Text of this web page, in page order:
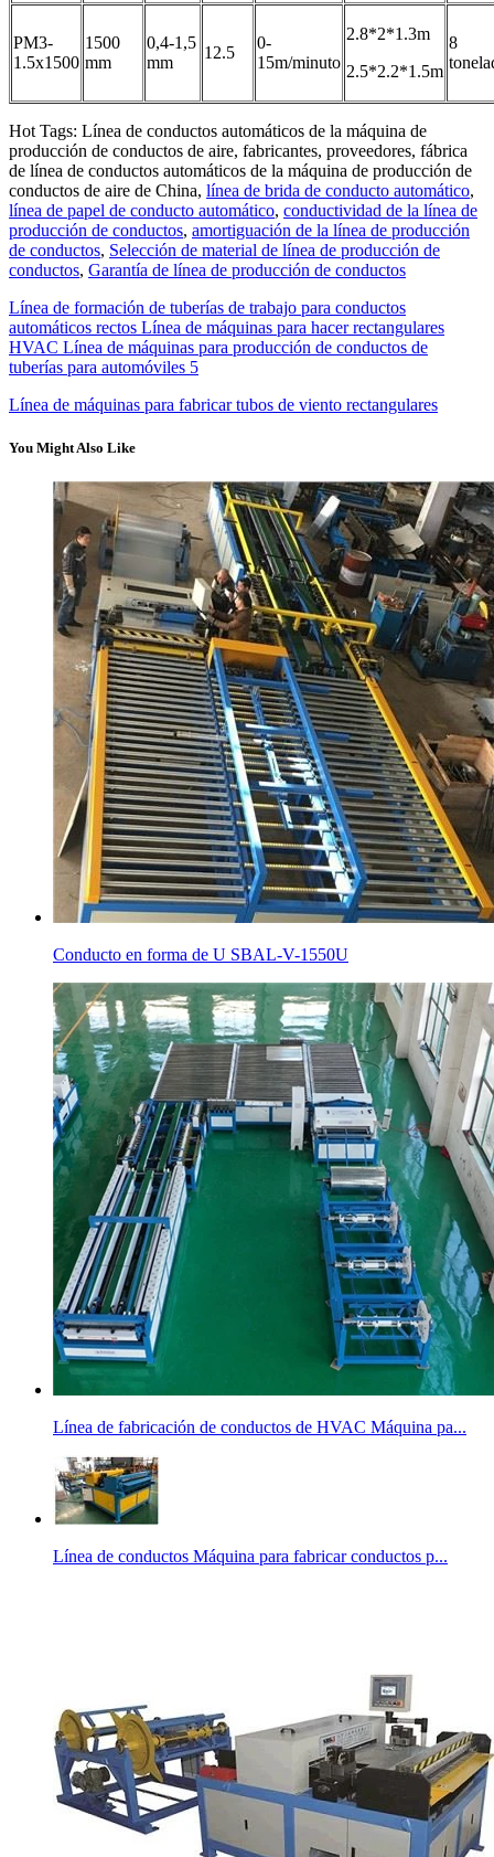
PM3-
1.5x1500
1500
mm
0,4-1,5
mm
12.5
0-
15m/minuto
2.8*2*1.3m
2.5*2.2*1.5m
8
Hot Tags: Línea de conductos automáticos de la máquina de
producción de conductos de aire, fabricantes, proveedores, fábrica
de línea de conductos automáticos de la máquina de producción de
conductos de aire de China, línea de brida de conducto automático,
línea de papel de conducto automático, conductividad de la línea de
producción de conductos, amortiguación de la línea de producción
de conductos, Selección de material de línea de producción de
conductos, Garantía de línea de producción de conductos
Línea de formación de tuberías de trabajo para conductos
automáticos rectos Línea de máquinas para hacer rectangulares
HVAC Línea de máquinas para producción de conductos de
tuberías para automóviles 5
Línea de máquinas para fabricar tubos de viento rectangulares
You Might Also Like
Conducto en forma de U SBAL-V-1550U
Línea de fabricación de conductos de HVAC Máquina pa...
Línea de conductos Máquina para fabricar conductos p...